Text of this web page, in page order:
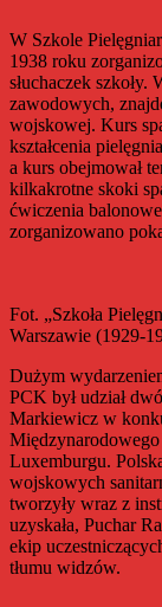
W Szkole
1938 roku
słuchaczek
zawodowych,
wojskowej. Kurs
kształcenia
a kurs obejmował
kilkakrotne skoki
ćwiczenia
zorganizowano
Fot. „Szkoła
Warszawie (1929-
Dużym
PCK był udział
Markiewicz w
Luxemburgu.
wojskowych
tworzyły wraz z
uzyskała, Puchar
ekip
tłumu widzów.